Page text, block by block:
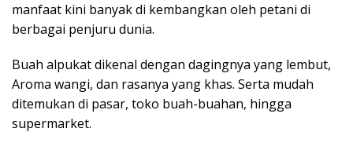
manfaat kini banyak di kembangkan oleh petani di
berbagai penjuru dunia.
Buah alpukat dikenal dengan dagingnya yang lembut,
Aroma wangi, dan rasanya yang khas. Serta mudah
ditemukan di pasar, toko buah-buahan, hingga
supermarket.